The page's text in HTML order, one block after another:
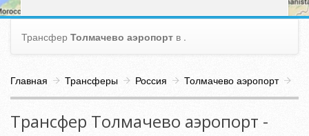
Главная Трансферы Россия Толмачево аэропорт
Трансфер Толмачево аэропорт -
Трансфер Толмачево аэропорт в .